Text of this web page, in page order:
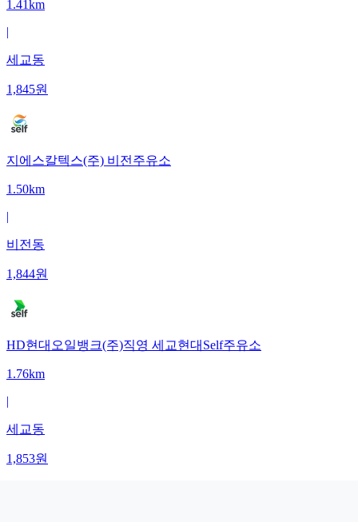
1.41km
|
세교동
1,845원
지에스칼텍스(주) 비전주유소
1.50km
|
비전동
1,844원
HD현대오일뱅크(주)직영 세교현대Self주유소
1.76km
|
세교동
1,853원